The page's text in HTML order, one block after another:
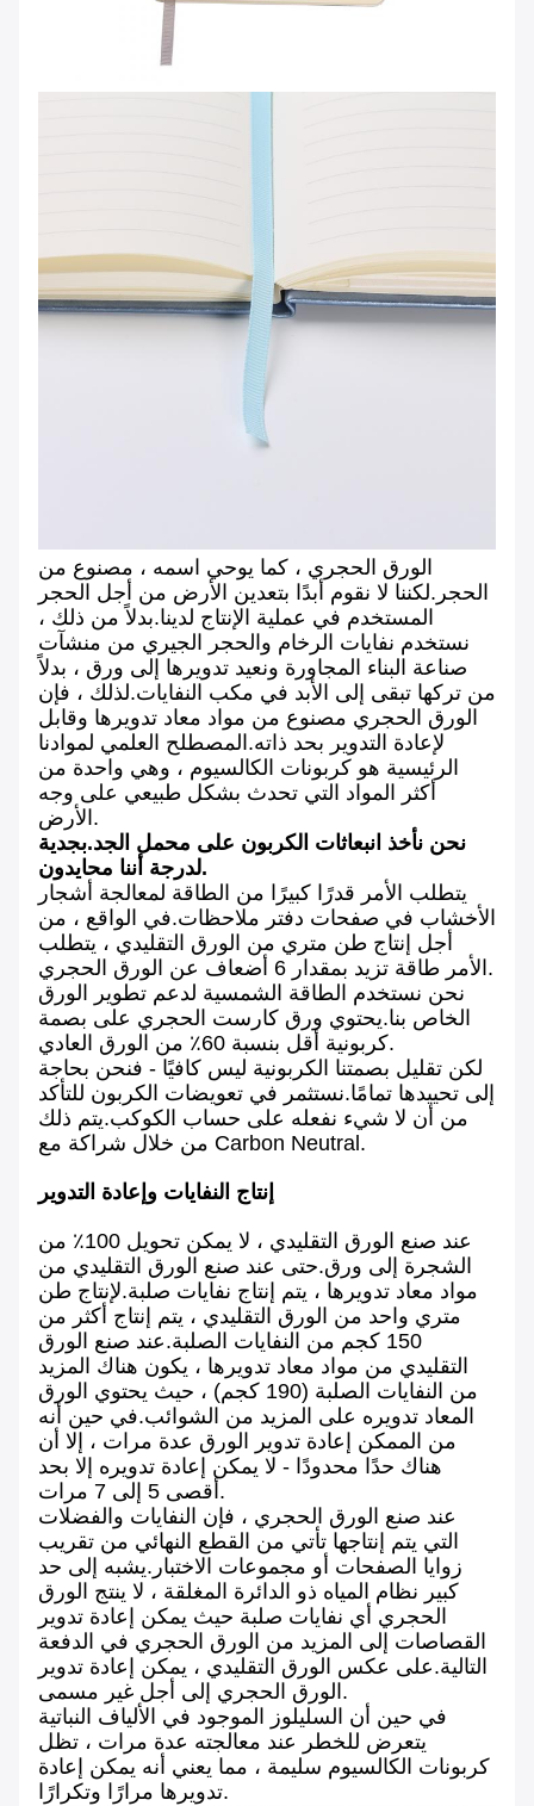
الورق الحجري ، كما يوحي اسمه ، مصنوع من
الحجر.لكننا لا نقوم أبدًا بتعدين الأرض من أجل الحجر
المستخدم في عملية الإنتاج لدينا.بدلاً من ذلك ،
نستخدم نفايات الرخام والحجر الجيري من منشآت
صناعة البناء المجاورة ونعيد تدويرها إلى ورق ، بدلاً
من تركها تبقى إلى الأبد في مكب النفايات.لذلك ، فإن
الورق الحجري مصنوع من مواد معاد تدويرها وقابل
لإعادة التدوير بحد ذاته.المصطلح العلمي لموادنا
الرئيسية هو كربونات الكالسيوم ، وهي واحدة من
أكثر المواد التي تحدث بشكل طبيعي على وجه
الأرض.
نحن نأخذ انبعاثات الكربون على محمل الجد.بجدية
لدرجة أننا محايدون.
يتطلب الأمر قدرًا كبيرًا من الطاقة لمعالجة أشجار
الأخشاب في صفحات دفتر ملاحظات.في الواقع ، من
أجل إنتاج طن متري من الورق التقليدي ، يتطلب
الأمر طاقة تزيد بمقدار 6 أضعاف عن الورق الحجري.
نحن نستخدم الطاقة الشمسية لدعم تطوير الورق
الخاص بنا.يحتوي ورق كارست الحجري على بصمة
كربونية أقل بنسبة 60٪ من الورق العادي.
لكن تقليل بصمتنا الكربونية ليس كافيًا - فنحن بحاجة
إلى تحييدها تمامًا.نستثمر في تعويضات الكربون للتأكد
من أن لا شيء نفعله على حساب الكوكب.يتم ذلك
من خلال شراكة مع Carbon Neutral.
إنتاج النفايات وإعادة التدوير
عند صنع الورق التقليدي ، لا يمكن تحويل 100٪ من
الشجرة إلى ورق.حتى عند صنع الورق التقليدي من
مواد معاد تدويرها ، يتم إنتاج نفايات صلبة.لإنتاج طن
متري واحد من الورق التقليدي ، يتم إنتاج أكثر من
150 كجم من النفايات الصلبة.عند صنع الورق
التقليدي من مواد معاد تدويرها ، يكون هناك المزيد
من النفايات الصلبة (190 كجم) ، حيث يحتوي الورق
المعاد تدويره على المزيد من الشوائب.في حين أنه
من الممكن إعادة تدوير الورق عدة مرات ، إلا أن
هناك حدًا محدودًا - لا يمكن إعادة تدويره إلا بحد
أقصى 5 إلى 7 مرات.
عند صنع الورق الحجري ، فإن النفايات والفضلات
التي يتم إنتاجها تأتي من القطع النهائي من تقريب
زوايا الصفحات أو مجموعات الاختبار.يشبه إلى حد
كبير نظام المياه ذو الدائرة المغلقة ، لا ينتج الورق
الحجري أي نفايات صلبة حيث يمكن إعادة تدوير
القصاصات إلى المزيد من الورق الحجري في الدفعة
التالية.على عكس الورق التقليدي ، يمكن إعادة تدوير
الورق الحجري إلى أجل غير مسمى.
في حين أن السليلوز الموجود في الألياف النباتية
يتعرض للخطر عند معالجته عدة مرات ، تظل
كربونات الكالسيوم سليمة ، مما يعني أنه يمكن إعادة
تدويرها مرارًا وتكرارًا.